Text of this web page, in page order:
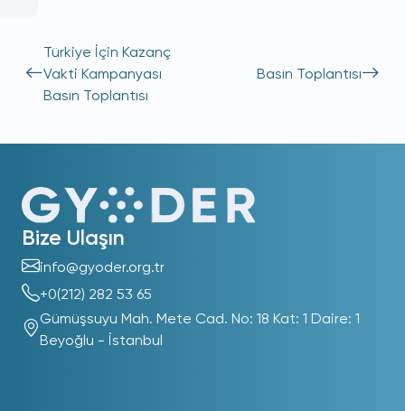
Türkiye İçin Kazanç
Vakti Kampanyası
Basın Toplantısı
Basın Toplantısı
Bize Ulaşın
info@gyoder.org.tr
+0(212) 282 53 65
Gümüşsuyu Mah. Mete Cad. No: 18 Kat: 1 Daire: 1
Beyoğlu - İstanbul